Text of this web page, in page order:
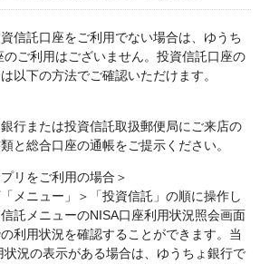
信託口座をご利用でない場合は、ゆうち
のご利用はございません。投資信託口座の
以下の方法でご確認いただけます。
行または投資信託取扱郵便局にご来店の
と総合口座の通帳をご提示ください。
リをご利用の場合＞
メニュー」＞「投資信託」の順に操作し
託メニューのNISA口座利用状況照会画面
利用状況を確認することができます。当
状況の表示がある場合は、ゆうちょ銀行で